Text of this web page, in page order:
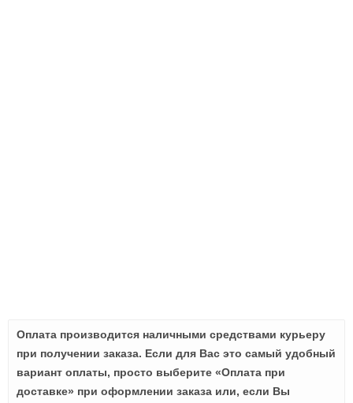
Оплата производится наличными средствами курьеру
при получении заказа. Если для Вас это самый удобный
вариант оплаты, просто выберите «Оплата при
доставке» при оформлении заказа или, если Вы